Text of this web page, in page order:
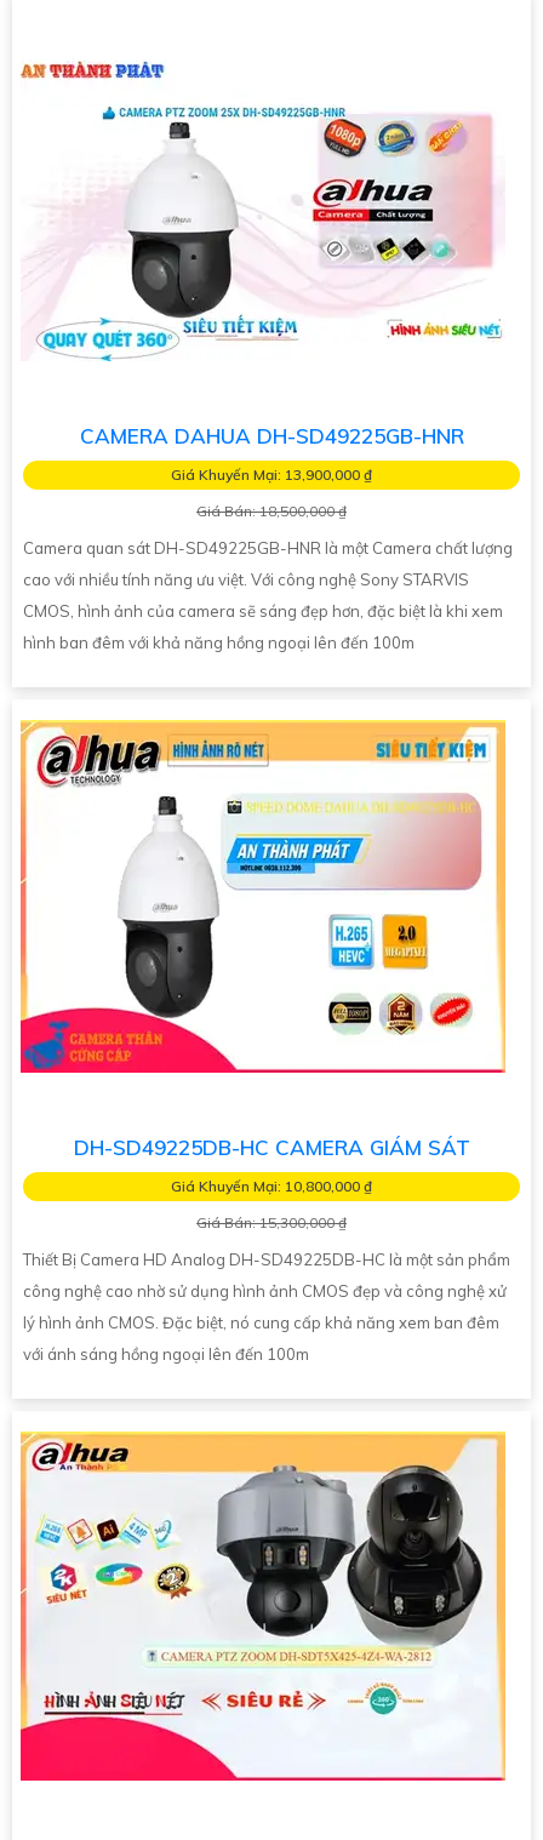
CAMERA DAHUA DH-SD49225GB-HNR
Giá Khuyến Mại: 13,900,000 ₫
Giá Bán: 18,500,000 ₫
Camera quan sát DH-SD49225GB-HNR là một Camera chất lượng
cao với nhiều tính năng ưu việt. Với công nghệ Sony STARVIS
CMOS, hình ảnh của camera sẽ sáng đẹp hơn, đặc biệt là khi xem
hình ban đêm với khả năng hồng ngoại lên đến 100m
DH-SD49225DB-HC CAMERA GIÁM SÁT
Giá Khuyến Mại: 10,800,000 ₫
Giá Bán: 15,300,000 ₫
Thiết Bị Camera HD Analog DH-SD49225DB-HC là một sản phẩm
công nghệ cao nhờ sử dụng hình ảnh CMOS đẹp và công nghệ xử
lý hình ảnh CMOS. Đặc biệt, nó cung cấp khả năng xem ban đêm
với ánh sáng hồng ngoại lên đến 100m